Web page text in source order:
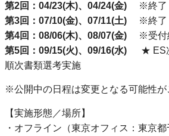
第2回：04/23(木)、04/24(金) ※終了
第3回：07/10(金)、07/11(土) ※終了
第4回：08/06(木)、08/07(金) ※受付
第5回：09/15(火)、09/16(水) ★ ES次
順次書類選考実施
※公開中の日程は変更となる可能性
【実施形態／場所】
・オフライン（東京オフィス：東京